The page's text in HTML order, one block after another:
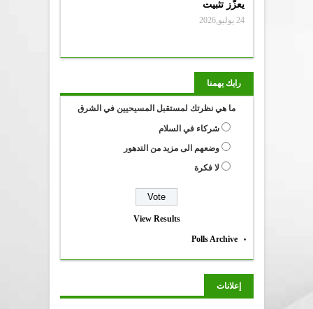
يعزّز تثبيت
24 يوليو,2026
رايك يهمنا
ما هي نظرتك لمستقبل المسيحيين في الشرق
شركاء في السلام
وضعهم الى مزيد من التدهور
لا فكرة
View Results
Polls Archive
إعلانات